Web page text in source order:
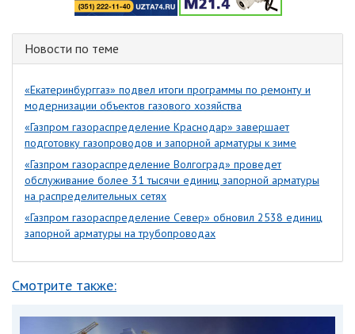
Новости по теме
«Екатеринбурггаз» подвел итоги программы по ремонту и
модернизации объектов газового хозяйства
«Газпром газораспределение Краснодар» завершает
подготовку газопроводов и запорной арматуры к зиме
«Газпром газораспределение Волгоград» проведет
обслуживание более 31 тысячи единиц запорной арматуры
на распределительных сетях
«Газпром газораспределение Север» обновил 2538 единиц
запорной арматуры на трубопроводах
Смотрите также: